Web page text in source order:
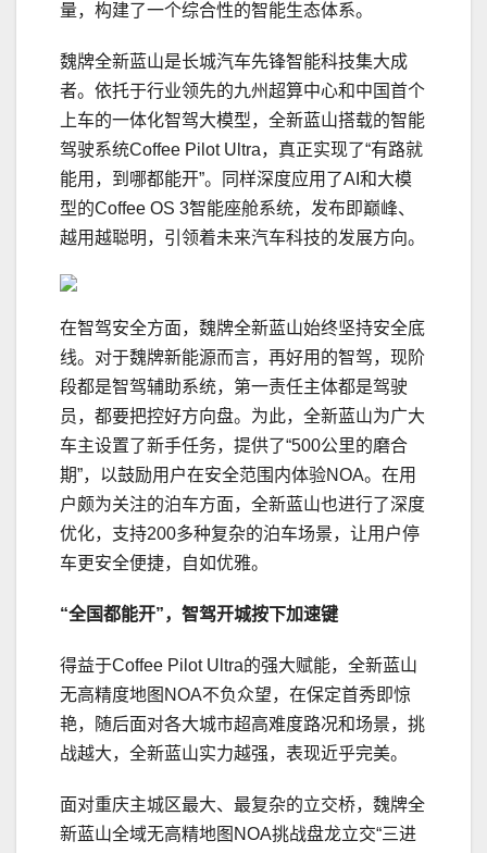
量，构建了一个综合性的智能生态体系。
魏牌全新蓝山是长城汽车先锋智能科技集大成
者。依托于行业领先的九州超算中心和中国首个
上车的一体化智驾大模型，全新蓝山搭载的智能
驾驶系统Coffee Pilot Ultra，真正实现了“有路就
能用，到哪都能开”。同样深度应用了AI和大模
型的Coffee OS 3智能座舱系统，发布即巅峰、
越用越聪明，引领着未来汽车科技的发展方向。
在智驾安全方面，魏牌全新蓝山始终坚持安全底
线。对于魏牌新能源而言，再好用的智驾，现阶
段都是智驾辅助系统，第一责任主体都是驾驶
员，都要把控好方向盘。为此，全新蓝山为广大
车主设置了新手任务，提供了“500公里的磨合
期”，以鼓励用户在安全范围内体验NOA。在用
户颇为关注的泊车方面，全新蓝山也进行了深度
优化，支持200多种复杂的泊车场景，让用户停
车更安全便捷，自如优雅。
“全国都能开”， 智驾开城按下加速键
得益于Coffee Pilot Ultra的强大赋能，全新蓝山
无高精度地图NOA不负众望，在保定首秀即惊
艳，随后面对各大城市超高难度路况和场景，挑
战越大，全新蓝山实力越强，表现近乎完美。
面对重庆主城区最大、最复杂的立交桥，魏牌全
新蓝山全域无高精地图NOA挑战盘龙立交“三进